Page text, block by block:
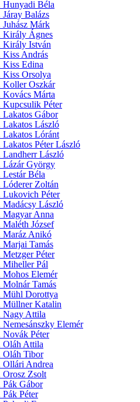
Hunyadi Béla
Járay Balázs
Juhász Márk
Király Ágnes
Király István
Kiss András
Kiss Edina
Kiss Orsolya
Koller Oszkár
Kovács Márta
Kupcsulik Péter
Lakatos Gábor
Lakatos László
Lakatos Lóránt
Lakatos Péter László
Landherr László
Lázár György
Lestár Béla
Lóderer Zoltán
Lukovich Péter
Madácsy László
Magyar Anna
Maléth József
Maráz Anikó
Marjai Tamás
Metzger Péter
Miheller Pál
Mohos Elemér
Molnár Tamás
Mühl Dorottya
Müllner Katalin
Nagy Attila
Nemesánszky Elemér
Novák Péter
Oláh Attila
Oláh Tibor
Ollári Andrea
Orosz Zsolt
Pák Gábor
Pák Péter